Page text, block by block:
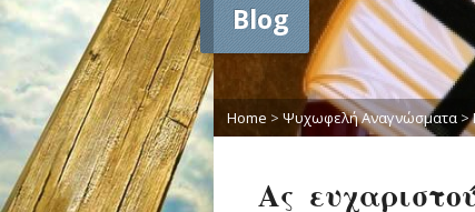
Blog
Home > Ψυχωφελή Αναγνώσματα >
Ας